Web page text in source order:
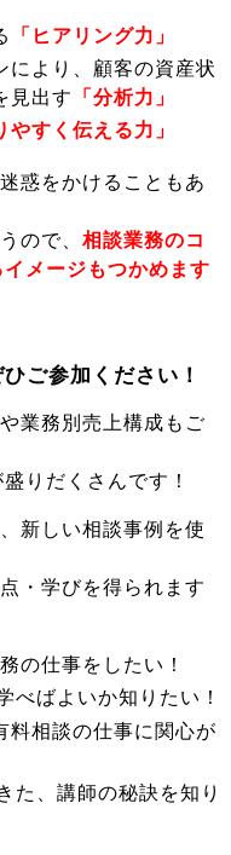
「ヒアリング力」
により、顧客の資産状
見出す 「分析力」
やすく伝える力」
惑をかけることもあ
ので、相談業務のコ
メージもつかめます
ご参加ください！
業務別売上構成もご
りだくさんです！
新しい相談事例を使
・学びを得られます
の仕事をしたい！
べばよいか知りたい！
料相談の仕事に関心が
た、講師の秘訣を知り